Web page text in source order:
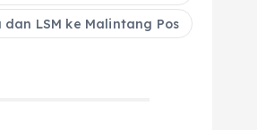
dan LSM ke Malintang Pos